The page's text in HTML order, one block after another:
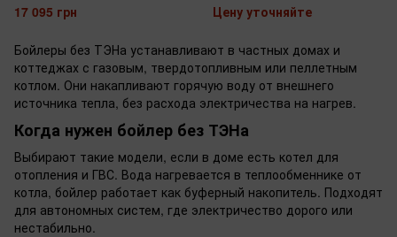
17 095 грн Цену уточняйте
Бойлеры без ТЭНа устанавливают в частных домах и
коттеджах с газовым, твердотопливным или пеллетным
котлом. Они накапливают горячую воду от внешнего
источника тепла, без расхода электричества на нагрев.
Когда нужен бойлер без ТЭНа
Выбирают такие модели, если в доме есть котел для
отопления и ГВС. Вода нагревается в теплообменнике от
котла, бойлер работает как буферный накопитель. Подходят
для автономных систем, где электричество дорого или
нестабильно.